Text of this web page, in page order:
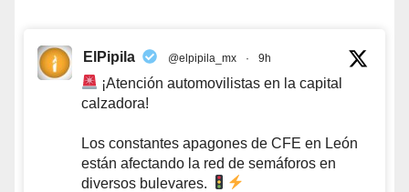
ElPipila @elpipila_mx · 9h
¡Atención automovilistas en la capital
calzadora!
Los constantes apagones de CFE en León
están afectando la red de semáforos en
diversos bulevares.